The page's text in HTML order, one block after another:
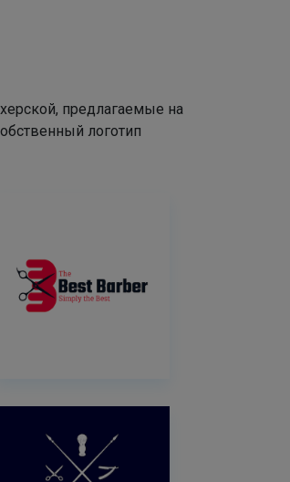
предлагаемые на
логотип